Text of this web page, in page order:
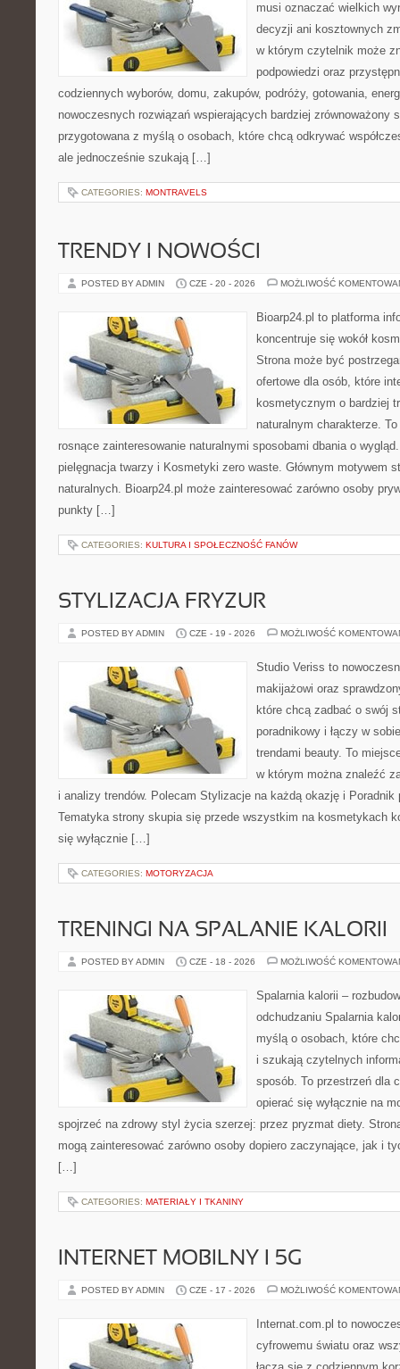
musi oznaczać wielkich
decyzji ani kosztownych
w którym czytelnik może
podpowiedzi oraz
codziennych wyborów, domu, zakupów, podróży, gotowania,
nowoczesnych rozwiązań wspierających bardziej zrównoważony
przygotowana z myślą o osobach, które chcą odkrywać
ale jednocześnie szukają […]
CATEGORIES: MONTRAVELS
TRENDY I NOWOŚCI
POSTED BY ADMIN CZE - 20 - 2026 MOŻLIWOŚĆ
Bioarp24.pl to platforma
koncentruje się wokół
Strona może być
ofertowe dla osób, które
kosmetycznym o bardziej
naturalnym charakterze.
rosnące zainteresowanie naturalnymi sposobami dbania o
pielęgnacja twarzy i Kosmetyki zero waste. Głównym motywem
naturalnych. Bioarp24.pl może zainteresować zarówno osoby
punkty […]
CATEGORIES: KULTURA I SPOŁECZNOŚĆ FANÓW
STYLIZACJA FRYZUR
POSTED BY ADMIN CZE - 19 - 2026 MOŻLIWOŚĆ
Studio Veriss to
makijażowi oraz
które chcą zadbać o swój
poradnikowy i łączy w
trendami beauty. To
w którym można znaleźć
i analizy trendów. Polecam Stylizacje na każdą okazję i
Tematyka strony skupia się przede wszystkim na kosmetykach
się wyłącznie […]
CATEGORIES: MOTORYZACJA
TRENINGI NA SPALANIE KALORII
POSTED BY ADMIN CZE - 18 - 2026 MOŻLIWOŚĆ
Spalarnia kalorii –
odchudzaniu Spalarnia
myślą o osobach, które
i szukają czytelnych
sposób. To przestrzeń dla
opierać się wyłącznie na
spojrzeć na zdrowy styl życia szerzej: przez pryzmat diety.
mogą zainteresować zarówno osoby dopiero zaczynające, jak i
[…]
CATEGORIES: MATERIAŁY I TKANINY
INTERNET MOBILNY I 5G
POSTED BY ADMIN CZE - 17 - 2026 MOŻLIWOŚĆ
Internat.com.pl to
cyfrowemu światu oraz